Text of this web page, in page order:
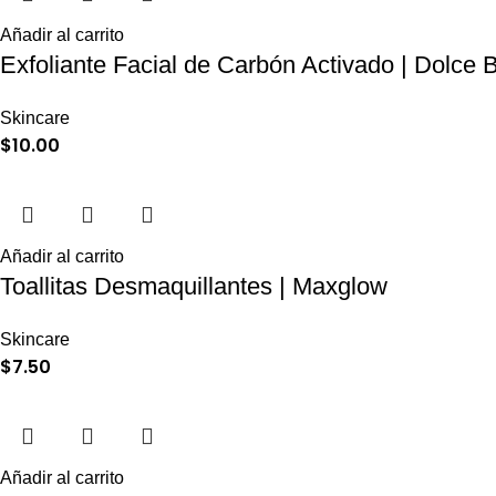
Añadir al carrito
Exfoliante Facial de Carbón Activado | Dolce
Skincare
$10.00
Añadir al carrito
Toallitas Desmaquillantes | Maxglow
Skincare
$7.50
Añadir al carrito